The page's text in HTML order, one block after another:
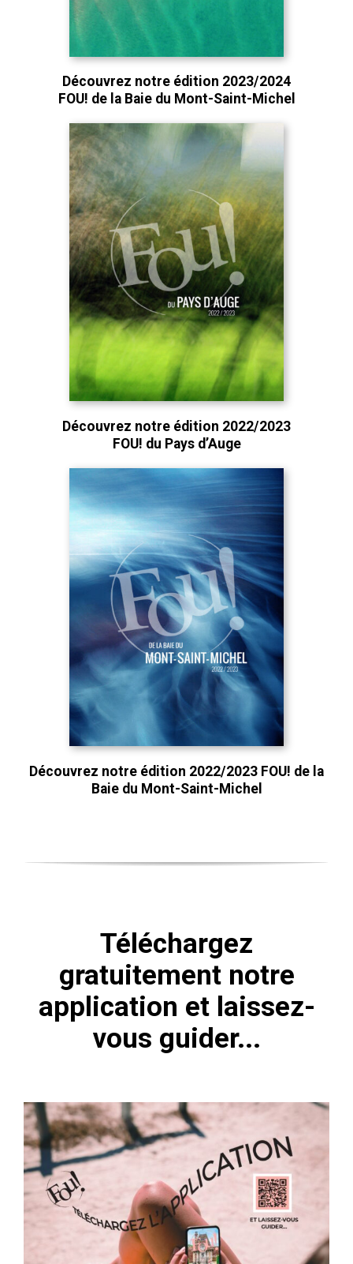
Découvrez notre édition 2023/2024
FOU! de la Baie du Mont-Saint-Michel
Découvrez notre édition 2022/2023
FOU! du Pays d’Auge
Découvrez notre édition 2022/2023 FOU! de la
Baie du Mont-Saint-Michel
Téléchargez
gratuitement notre
application et laissez-
vous guider...